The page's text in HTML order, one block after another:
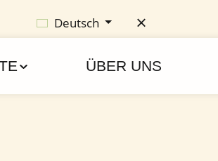
Deutsch
ÜBER UNS